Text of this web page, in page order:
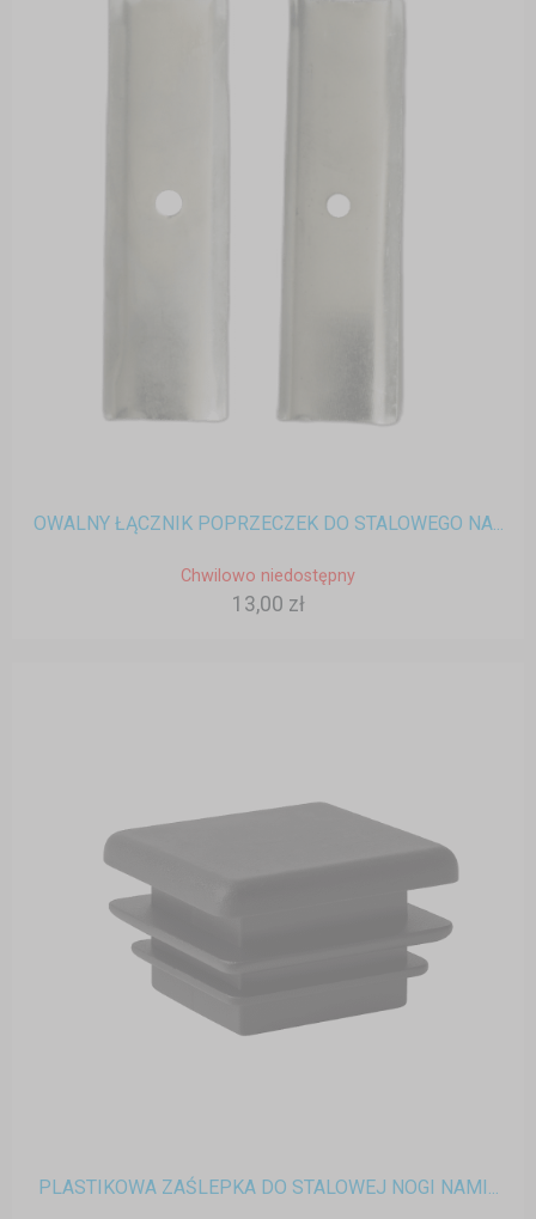
OWALNY ŁĄCZNIK POPRZECZEK DO STALOWEGO NA...
Chwilowo niedostępny
13,00 zł
PLASTIKOWA ZAŚLEPKA DO STALOWEJ NOGI NAMI...